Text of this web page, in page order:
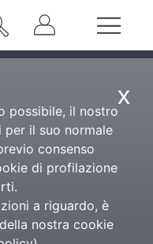
x
possibile, il nostro
il suo normale
consenso
di profilazione
a riguardo, è
nostra cookie